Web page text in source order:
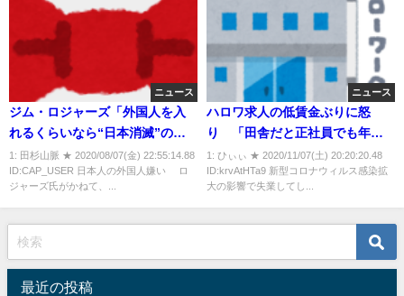
ニュース
ジム・ロジャーズ「外国人を入
れるくらいなら“日本消滅”の方
がましと考える日本人」友好度
アジア最下位
1: 田杉山脈 ★ 2020/08/07(金) 22:55:14.88
ID:CAP_USER 日本人の外国人嫌い ロ
ジャーズ氏がかねて、...
ニュース
ハロワ求人の低賃金ぶりに怒
り 「田舎だと正社員でも年収
250とかザラ」「転職しようと思
ったけど諦めた」
1: ひぃぃ ★ 2020/11/07(土) 20:20:20.48
ID:krvAtHTa9 新型コロナウィルス感染拡
大の影響で失業してし...
最近の投稿